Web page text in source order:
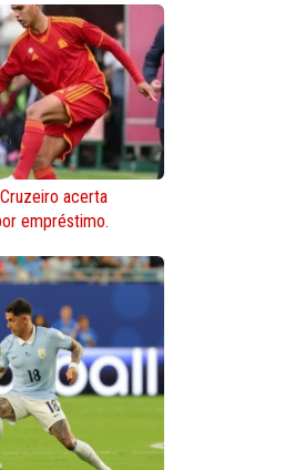
acerta
empréstimo.